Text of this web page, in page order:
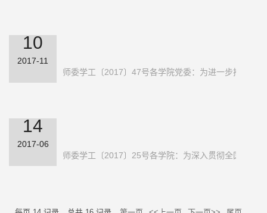
10
2017-11
关于开展2017-2018学年易班立项活
师委学工〔2017〕47号各学院党委：为进一步推进易
14
2017-06
关于评选2016-2017学年福建师范大
师委学工〔2017〕25号各学院：为深入贯彻全国高校